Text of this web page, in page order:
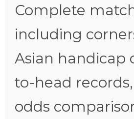
Complete
including
Asian handicap
to-head
odds